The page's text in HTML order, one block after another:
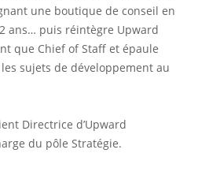
une boutique de conseil en
ans… puis réintègre Upward
que Chief of Staff et épaule
sujets de développement au
Directrice d’Upward
du pôle Stratégie.